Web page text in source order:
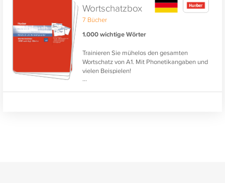
Wortschatzbox
7 Bücher
1.000 wichtige Wörter
Trainieren Sie mühelos den gesamten
Wortschatz von A1. Mit Phonetikangaben und
vielen Beispielen!
...